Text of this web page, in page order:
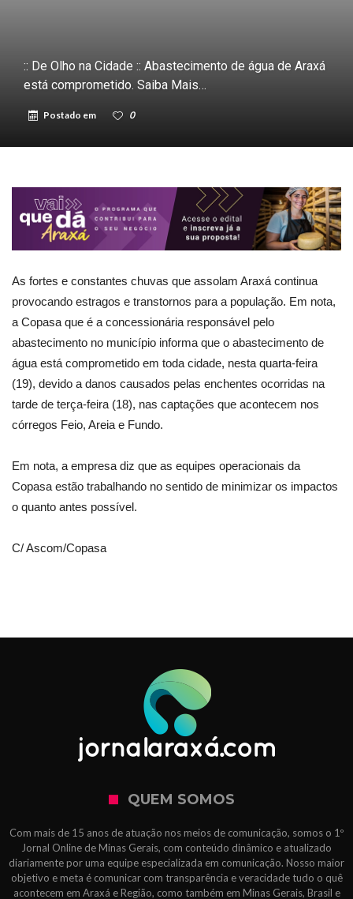
:: De Olho na Cidade :: Abastecimento de água de Araxá
está comprometido. Saiba Mais…
Postado em 0
As fortes e constantes chuvas que assolam Araxá continua
provocando estragos e transtornos para a população. Em nota,
a Copasa que é a concessionária responsável pelo
abastecimento no município informa que o abastecimento de
água está comprometido em toda cidade, nesta quarta-feira
(19), devido a danos causados pelas enchentes ocorridas na
tarde de terça-feira (18), nas captações que acontecem nos
córregos Feio, Areia e Fundo.
Em nota, a empresa diz que as equipes operacionais da
Copasa estão trabalhando no sentido de minimizar os impactos
o quanto antes possível.
C/ Ascom/Copasa
QUEM SOMOS
Com mais de 15 anos de atuação nos meios de comunicação, somos o 1º
Jornal Online de Minas Gerais, com conteúdo dinâmico e atualizado
diariamente por uma equipe especializada em comunicação. Nosso maior
objetivo e meta é comunicar com transparência e veracidade tudo o quê
acontecem em Araxá e Região, como também em Minas Gerais, Brasil e